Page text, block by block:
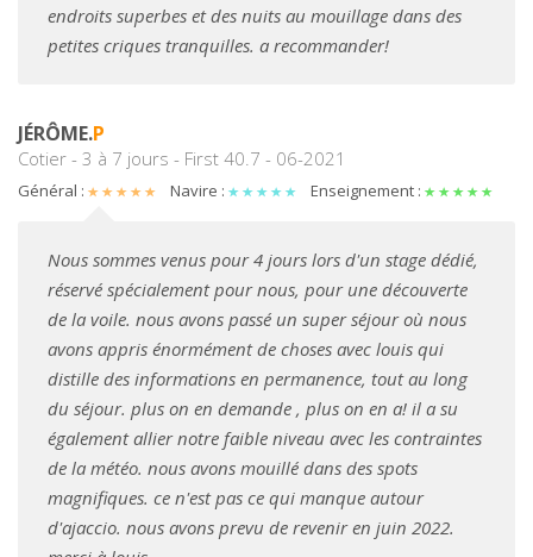
endroits superbes et des nuits au mouillage dans des
petites criques tranquilles. a recommander!
JÉRÔME.P
Cotier - 3 à 7 jours - First 40.7 - 06-2021
Général : Navire : Enseignement :
Nous sommes venus pour 4 jours lors d'un stage dédié,
réservé spécialement pour nous, pour une découverte
de la voile. nous avons passé un super séjour où nous
avons appris énormément de choses avec louis qui
distille des informations en permanence, tout au long
du séjour. plus on en demande , plus on en a! il a su
également allier notre faible niveau avec les contraintes
de la météo. nous avons mouillé dans des spots
magnifiques. ce n'est pas ce qui manque autour
d'ajaccio. nous avons prevu de revenir en juin 2022.